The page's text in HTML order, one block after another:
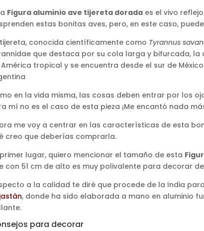
Figura aluminio ave tijereta dorada es el vivo
estas bonitas aves, pero, en este caso,
conocida científicamente como Tyrannus
que destaca por su cola larga y bifurcada, la
tropical y se encuentra desde el sur de
en la vida misma, las cosas deben entrar por los
mí no es el caso de esta pieza ¡Me encantó nada
me voy a centrar en las características de esta
creo que deberías comprarla.
primer lugar, quiero mencionar el tamaño de esta
con 51 cm de alto es muy polivalente para decorar
a la calidad te diré que procede de la India
, donde ha sido elaborada a mano en aluminio
para decorar